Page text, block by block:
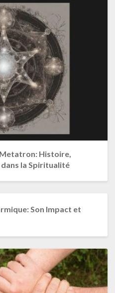
Histoire,
la Spiritualité
Son Impact et